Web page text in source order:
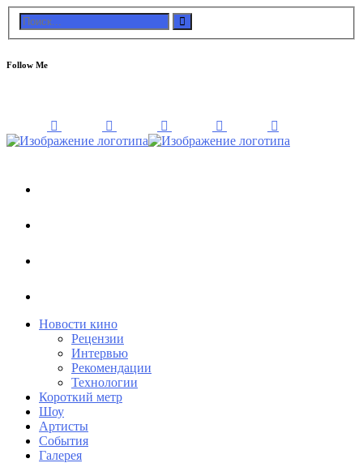
Follow Me
Новости кино
Рецензии
Интервью
Рекомендации
Технологии
Короткий метр
Шоу
Артисты
События
Галерея